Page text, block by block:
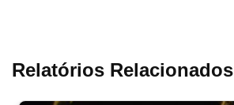
Relatórios Relacionados